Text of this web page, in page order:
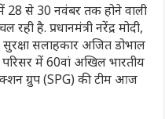
28 से 30 नवंबर तक होने वाली
रही है. प्रधानमंत्री नरेंद्र मोदी,
सुरक्षा सलाहकार अजित डोभाल
में 60वां अखिल भारतीय
ग्रुप (SPG) की टीम आज